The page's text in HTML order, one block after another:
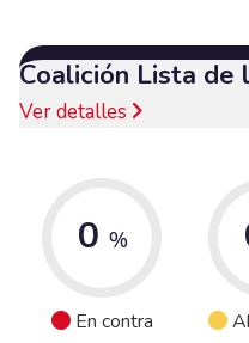
Coalición Lista de
Ver detalles
0 %
En contra